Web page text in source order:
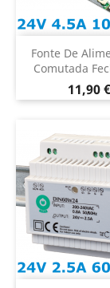
Fonte De
Comutada
Preço
11,90 €